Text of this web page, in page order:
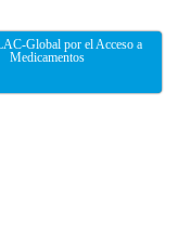
Global por el Acceso a
Medicamentos